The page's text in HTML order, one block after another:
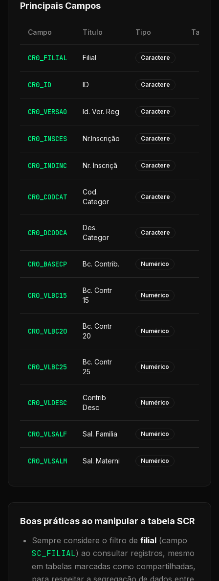
Principais Campos
Campo Título Tipo
CR0_FILIAL Filial Caractere
CR0_ID ID Caractere
CR0_VERSAO Id. Ver. Reg Caractere
CR0_INSCES Nr.Inscrição Caractere
CR0_INDINC Nr. Inscriçã Caractere
CR0_CODCAT
Cod.
Categor
Caractere
CR0_DCODCA
Des.
Categor
Caractere
CR0_BASECP Bc. Contrib. Numérico
CR0_VLBC15
Bc. Contr
15
Numérico
CR0_VLBC20
Bc. Contr
20
Numérico
CR0_VLBC25
Bc. Contr
25
Numérico
CR0_VLDESC
Contrib
Desc
Numérico
CR0_VLSALF Sal. Familia Numérico
CR0_VLSALM Sal. Materni Numérico
Boas práticas ao manipular a tabela SCR
Sempre considere o filtro de filial (campo
SC_FILIAL) ao consultar registros, mesmo
em tabelas marcadas como compartilhadas,
para respeitar a segregação de dados entre